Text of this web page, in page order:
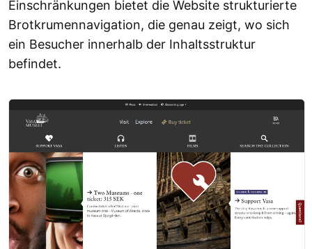
Einschränkungen bietet die Website strukturierte
Brotkrumennavigation, die genau zeigt, wo sich
ein Besucher innerhalb der Inhaltsstruktur
befindet.